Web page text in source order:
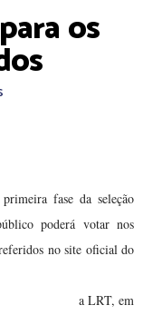
os
fase da seleção
poderá votar nos
no site oficial do
a LRT, em